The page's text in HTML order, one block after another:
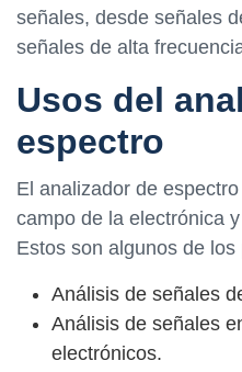
señales, desde señales
señales de alta
Usos del
espectro
El analizador de
campo de la electrónica
Estos son algunos de
Análisis de señales
Análisis de señales
electrónicos.